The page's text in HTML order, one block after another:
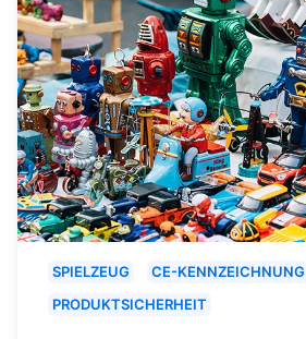
SPIELZEUG
CE-KENNZEICHNUNG
PRODUKTSICHERHEIT